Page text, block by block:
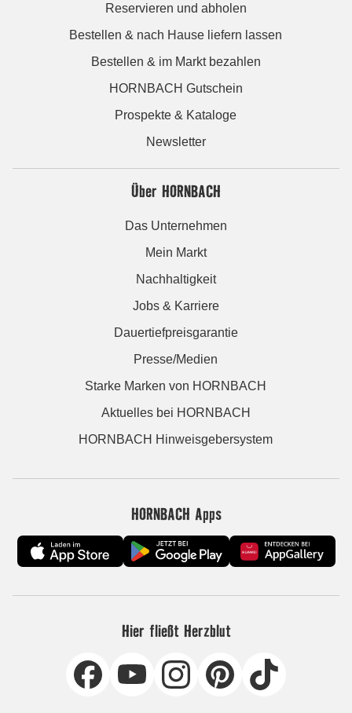
Reservieren und abholen
Bestellen & nach Hause liefern lassen
Bestellen & im Markt bezahlen
HORNBACH Gutschein
Prospekte & Kataloge
Newsletter
Über HORNBACH
Das Unternehmen
Mein Markt
Nachhaltigkeit
Jobs & Karriere
Dauertiefpreisgarantie
Presse/Medien
Starke Marken von HORNBACH
Aktuelles bei HORNBACH
HORNBACH Hinweisgebersystem
HORNBACH Apps
Hier fließt Herzblut